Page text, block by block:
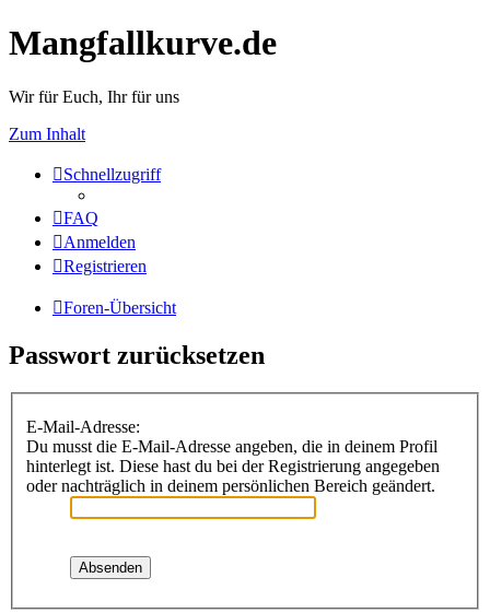
Mangfallkurve.de
Wir für Euch, Ihr für uns
Zum Inhalt
Schnellzugriff
FAQ
Anmelden
Registrieren
Foren-Übersicht
Passwort zurücksetzen
E-Mail-Adresse:
Du musst die E-Mail-Adresse angeben, die in deinem Profil
hinterlegt ist. Diese hast du bei der Registrierung angegeben
oder nachträglich in deinem persönlichen Bereich geändert.